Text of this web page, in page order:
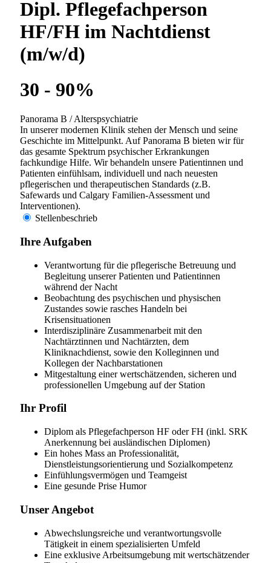
familienfreundliche Arbeitsmodelle sowie attraktive
Aus- und Fortbildungsmöglichkeiten sehr wichtig. Wir
sind Ausbildungsklinik für Assistenzärzte (A1-Kliniken),
dipl. Pflegefachpersonen HF, Fachangestellte
diverser Berufe und weisen eine enge universitäre